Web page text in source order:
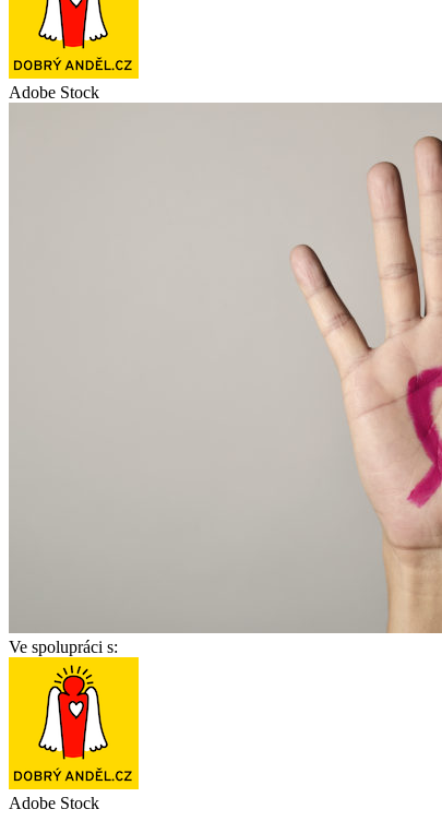
Adobe Stock
Ve spolupráci s:
Adobe Stock